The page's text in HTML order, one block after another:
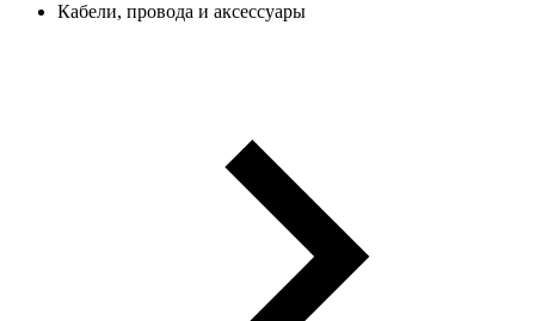
Кабели, провода и аксессуары